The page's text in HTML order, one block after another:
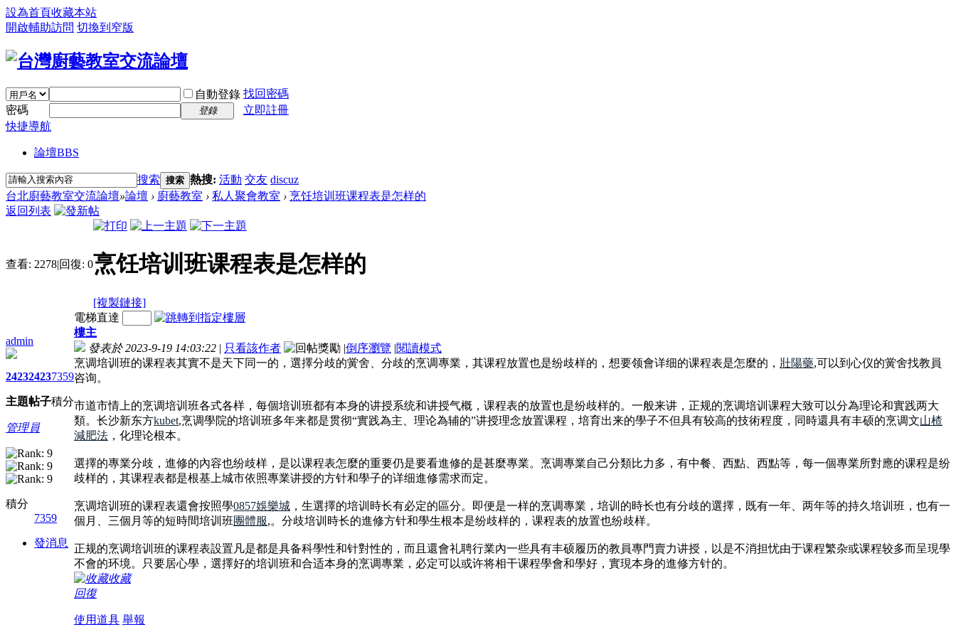
設為首頁收藏本站
開啟輔助訪問 切換到窄版
自動登錄 找回密碼
密碼
登錄
立即註冊
快捷導航
論壇BBS
搜索 搜索 熱搜: 活動 交友 discuz
台北廚藝教室交流論壇»論壇 › 廚藝教室 › 私人聚會教室 › 烹饪培训班课程表是怎样的
返回列表
查看: 2278|回復: 0烹饪培训班课程表是怎样的
[複製鏈接]
admin
2423
主題
2423
帖子
7359
積分
管理員
積分
7359
發消息
電梯直達
樓主
發表於 2023-9-19 14:03:22 | 只看該作者 |倒序瀏覽 |閱讀模式
烹调培训班的课程表其實不是天下同一的，選擇分歧的黉舍、分歧的烹调專業，其课程放置也是纷歧样的，想要领會详细的课程表是怎麼的， 壯陽藥,可以到心仪的黉舍找教員
咨询。
市道市情上的烹调培训班各式各样，每個培训班都有本身的讲授系统和讲授气概，课程表的放置也是纷歧样的。一般来讲，正规的烹调培训课程大致可以分為理论和實践两大
類。长沙新东方kubet,烹调學院的培训班多年来都是贯彻“實践為主、理论為辅的”讲授理念放置课程，培育出来的學子不但具有较高的技術程度，同時還具有丰硕的烹调文山楂
減肥法 ，化理论根本。
選擇的專業分歧，進修的內容也纷歧样，是以课程表怎麼的重要仍是要看進修的是甚麼專業。烹调專業自己分類比力多，有中餐、西點、西點等，每一個專業所對應的课程是纷
歧样的，其课程表都是根基上城市依照專業讲授的方针和學子的详细進修需求而定。
烹调培训班的课程表還會按照學0857娛樂城 ，生選擇的培训時长有必定的區分。即便是一样的烹调專業，培训的時长也有分歧的選擇，既有一年、两年等的持久培训班，也有一
個月、三個月等的短時間培训班團體服,。分歧培训時长的進修方针和學生根本是纷歧样的，课程表的放置也纷歧样。
正规的烹调培训班的课程表設置凡是都是具备科學性和针對性的，而且還會礼聘行業內一些具有丰硕履历的教員專門賣力讲授，以是不消担忧由于课程繁杂或课程较多而呈現學
不會的环境。只要居心學，選擇好的培训班和合适本身的烹调專業，必定可以或许将相干课程學會和學好，實現本身的進修方针的。
收藏
回復
使用道具 舉報